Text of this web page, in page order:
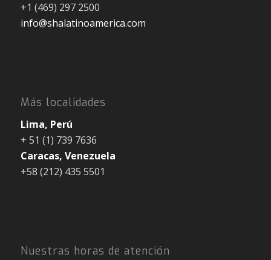
+1 (469) 297 2500
info@shalatinoamerica.com
Más localidades
Lima, Perú
+ 51 (1) 739 7636
Caracas, Venezuela
+58 (212) 435 5501
Nuestras horas de atención